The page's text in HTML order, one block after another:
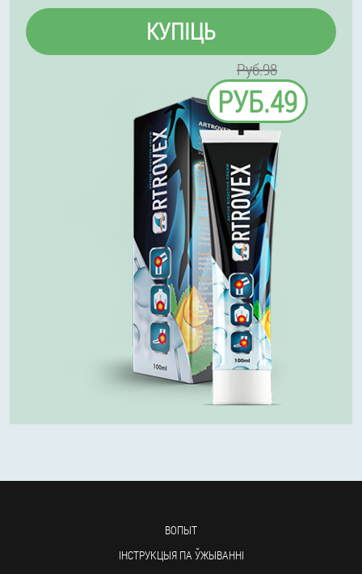
КУПІЦЬ
Руб.98
РУБ.49
ВОПЫТ
ІНСТРУКЦЫЯ ПА ЎЖЫВАННІ